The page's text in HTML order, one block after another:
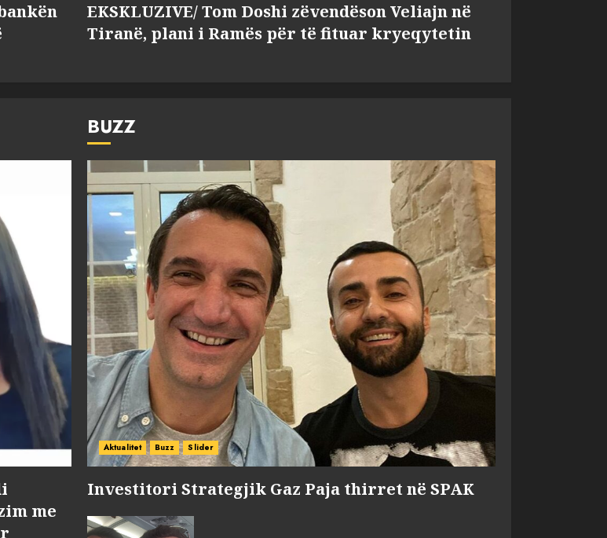
EKSKLUZIVE/ Tom Doshi zëvendëson Veliajn në
Tiranë, plani i Ramës për të fituar kryeqytetin
me
BUZZ
Aktualitet Buzz Slider
Investitori Strategjik Gaz Paja thirret në SPAK